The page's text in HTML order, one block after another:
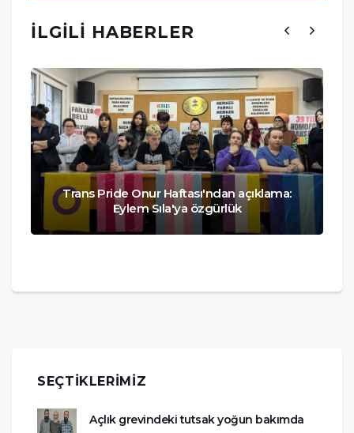
İLGILI HABERLER
Trans Pride Onur Haftası'ndan açıklama:
Eylem Sıla'ya özgürlük
SEÇTIKLERIMIZ
Açlık grevindeki tutsak yoğun bakımda